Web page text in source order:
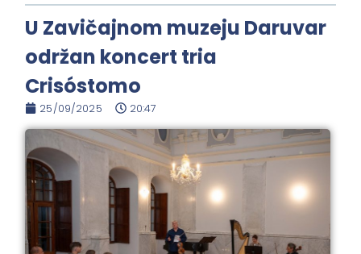
U Zavičajnom muzeju Daruvar
održan koncert tria
Crisóstomo
25/09/2025 20:47